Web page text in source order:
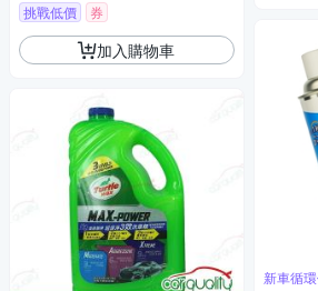
挑戰低價 券
加入購物車
新車循